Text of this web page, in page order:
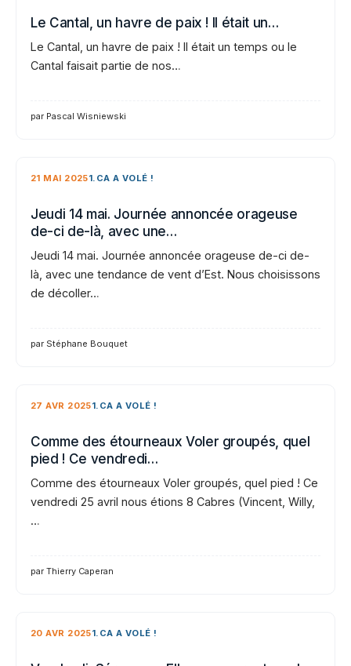
Le Cantal, un havre de paix ! Il était un…
Le Cantal, un havre de paix ! Il était un temps ou le
Cantal faisait partie de nos…
par Pascal Wisniewski
21 MAI 20251.CA A VOLÉ !
Jeudi 14 mai. Journée annoncée orageuse
de-ci de-là, avec une…
Jeudi 14 mai. Journée annoncée orageuse de-ci de-
là, avec une tendance de vent d’Est. Nous choisissons
de décoller…
par Stéphane Bouquet
27 AVR 20251.CA A VOLÉ !
Comme des étourneaux Voler groupés, quel
pied ! Ce vendredi…
Comme des étourneaux Voler groupés, quel pied ! Ce
vendredi 25 avril nous étions 8 Cabres (Vincent, Willy,
…
par Thierry Caperan
20 AVR 20251.CA A VOLÉ !